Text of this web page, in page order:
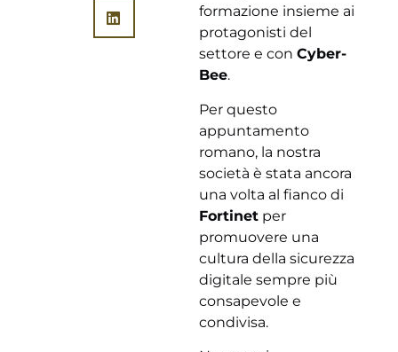
formazione insieme ai
protagonisti del
settore e con Cyber-
Bee.
Per questo
appuntamento
romano, la nostra
società è stata ancora
una volta al fianco di
Fortinet per
promuovere una
cultura della sicurezza
digitale sempre più
consapevole e
condivisa.